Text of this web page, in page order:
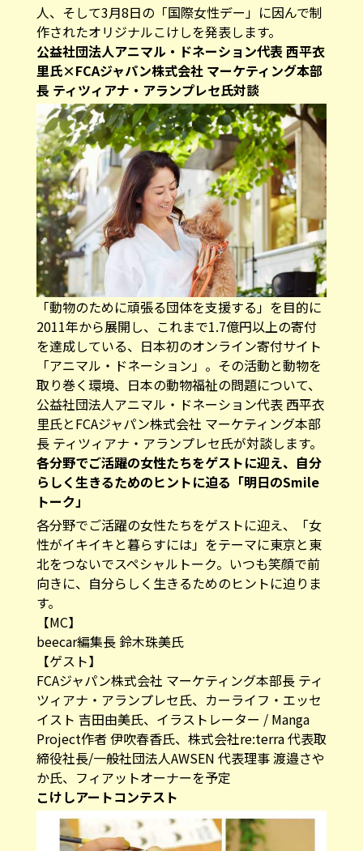
人、そして3月8日の「国際女性デー」に因んで制
作されたオリジナルこけしを発表します。
公益社団法⼈アニマル・ドネーション代表 ⻄平⾐
⾥氏×FCAジャパン株式会社 マーケティング本部
長 ティツィアナ・アランプレセ氏対談
「動物のために頑張る団体を支援する」を目的に
2011年から展開し、これまで1.7億円以上の寄付
を達成している、日本初のオンライン寄付サイト
「アニマル・ドネーション」。その活動と動物を
取り巻く環境、日本の動物福祉の問題について、
公益社団法⼈アニマル・ドネーション代表 ⻄平⾐
⾥氏とFCAジャパン株式会社 マーケティング本部
長 ティツィアナ・アランプレセ氏が対談します。
各分野でご活躍の女性たちをゲストに迎え、自分
らしく生きるためのヒントに迫る「明日のSmile
トーク」
各分野でご活躍の女性たちをゲストに迎え、「女
性がイキイキと暮らすには」をテーマに東京と東
北をつないでスペシャルトーク。いつも笑顔で前
向きに、自分らしく生きるためのヒントに迫りま
す。
【MC】
beecar編集長 鈴木珠美氏
【ゲスト】
FCAジャパン株式会社 マーケティング本部長 ティ
ツィアナ・アランプレセ氏、カーライフ・エッセ
イスト 吉田由美氏、イラストレーター / Manga
Project作者 伊吹春香氏、株式会社re:terra 代表取
締役社長/一般社団法人AWSEN 代表理事 渡邉さや
か氏、フィアットオーナーを予定
こけしアートコンテスト